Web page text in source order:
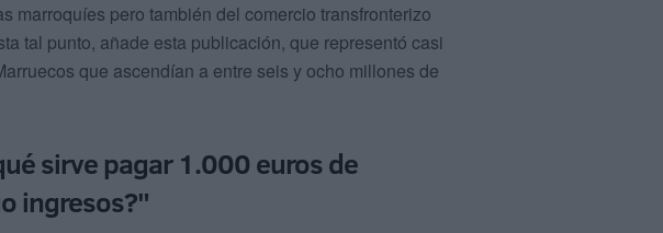
marroquíes pero también del comercio transfronterizo
tal punto, añade esta publicación, que representó casi
que ascendían a entre seis y ocho millones de
sirve pagar 1.000 euros de
ingresos?"